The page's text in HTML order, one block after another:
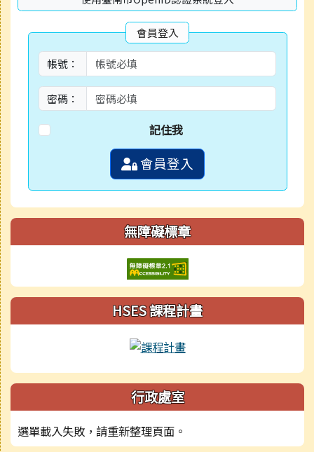
會員登入
帳號：
密碼：
記住我
會員登入
無障礙標章
HSES 課程計畫
行政處室
選單載入失敗，請重新整理頁面。